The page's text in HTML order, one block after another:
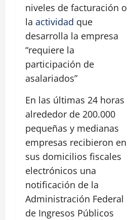
niveles de facturación o
la actividad que
desarrolla la empresa
“requiere la
participación de
asalariados”
En las últimas 24 horas
alrededor de 200.000
pequeñas y medianas
empresas recibieron en
sus domicilios fiscales
electrónicos una
notificación de la
Administración Federal
de Ingresos Públicos